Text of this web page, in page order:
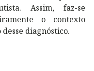
Assim, faz-se
o contexto
diagnóstico.